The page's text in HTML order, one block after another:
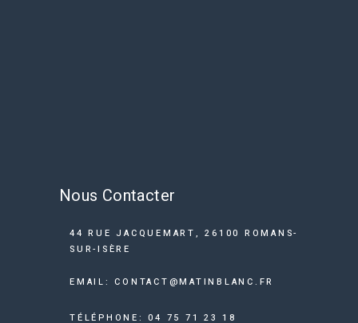
Nous Contacter
44 RUE JACQUEMART, 26100 ROMANS-
SUR-ISÈRE
EMAIL: CONTACT@MATINBLANC.FR
TÉLÉPHONE: 04 75 71 23 18